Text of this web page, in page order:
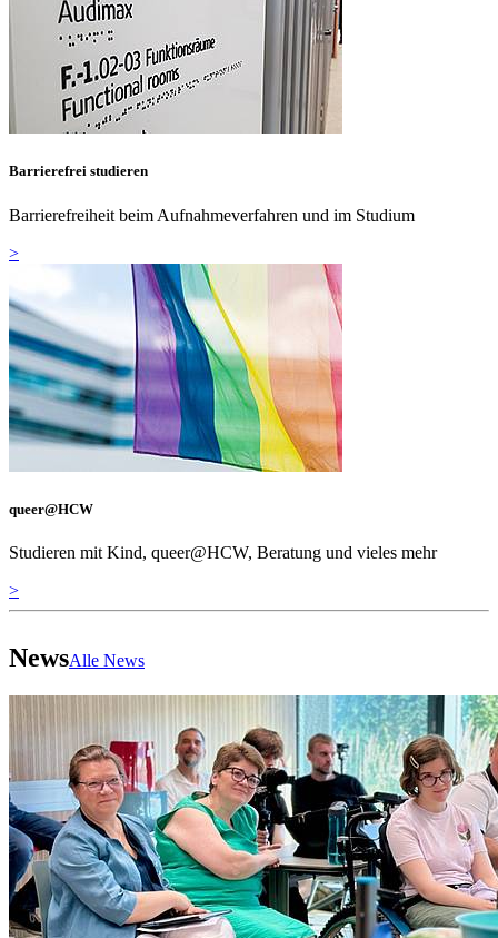
Barrierefrei studieren
Barrierefreiheit beim Aufnahmeverfahren und im Studium
>
queer@HCW
Studieren mit Kind, queer@HCW, Beratung und vieles mehr
>
NewsAlle News